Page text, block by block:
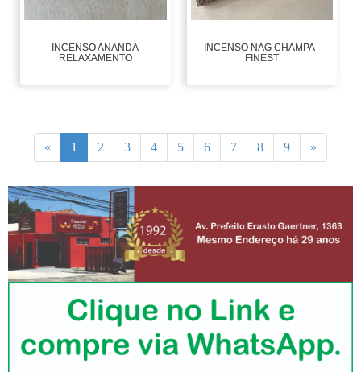
INCENSO ANANDA
RELAXAMENTO
INCENSO NAG CHAMPA -
FINEST
« Anterior
1 2 3 4 5 6 7 8 9 »